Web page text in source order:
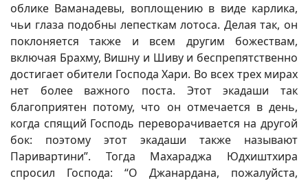
облике Ваманадевы, воплощению в виде карлика,
чьи глаза подобны лепесткам лотоса. Делая так, он
поклоняется также и всем другим божествам,
включая Брахму, Вишну и Шиву и беспрепятственно
достигает обители Господа Хари. Во всех трех мирах
нет более важного поста. Этот экадаши так
благоприятен потому, что он отмечается в день,
когда спящий Господь переворачивается на другой
бок: поэтому этот экадаши также называют
Паривартини”. Тогда Махараджа Юдхиштхира
спросил Господа: “О Джанардана, пожалуйста,